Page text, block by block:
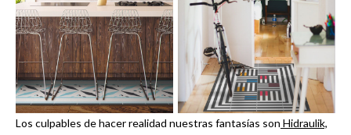
Los culpables de hacer realidad nuestras fantasías son Hidraulik,